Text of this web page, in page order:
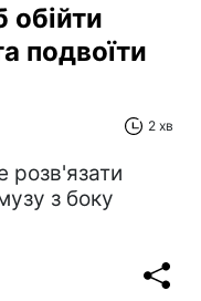
обійти
подвоїти
2 хв
розв'язати
з боку